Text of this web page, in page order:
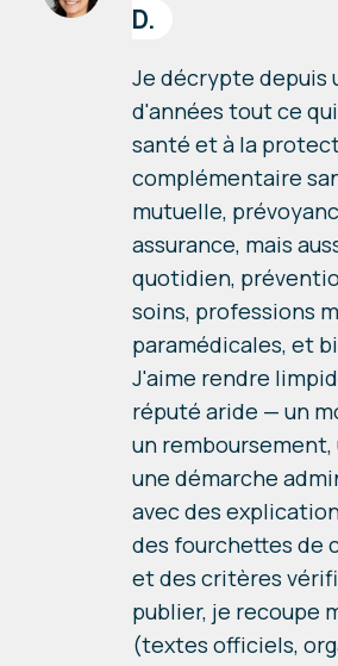
D.
Je décrypte depuis
d'années tout ce
santé et à la
complémentaire
mutuelle,
assurance, mais
quotidien,
soins, professions
paramédicales, et
J'aime rendre
réputé aride — un
un
une démarche
avec des
des fourchettes de
et des critères
publier, je recoupe
(textes officiels,